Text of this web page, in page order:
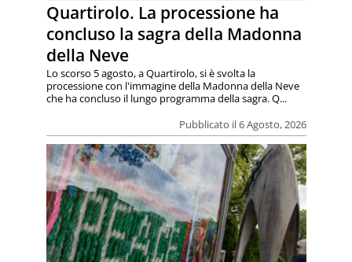
Quartirolo. La processione ha
concluso la sagra della Madonna
della Neve
Pubblicato il 6 Agosto, 2026
Lo scorso 5 agosto, a Quartirolo, si è svolta la
processione con l'immagine della Madonna della Neve
che ha concluso il lungo programma della sagra. Q...